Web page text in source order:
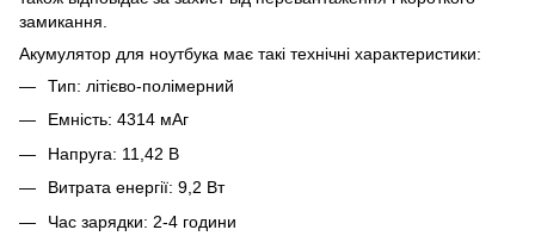
замикання.
Акумулятор для ноутбука має такі технічні характеристики:
Тип: літієво-полімерний
Емність: 4314 мАг
Напруга: 11,42 В
Витрата енергії: 9,2 Вт
Час зарядки: 2-4 години